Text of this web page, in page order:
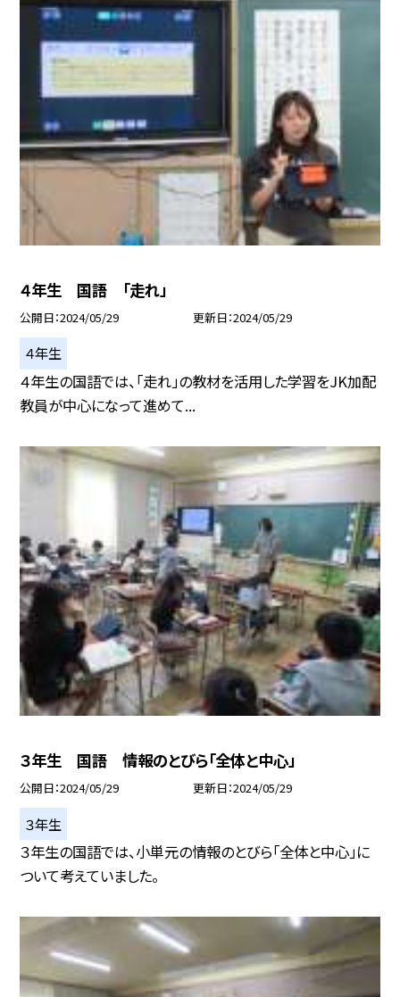
４年生 国語 「走れ」
公開日 2024/05/29 更新日 2024/05/29
４年生
４年生の国語では、「走れ」の教材を活用した学習をJK加配
教員が中心になって進めて...
３年生 国語 情報のとびら「全体と中心」
公開日 2024/05/29 更新日 2024/05/29
３年生
３年生の国語では、小単元の情報のとびら「全体と中心」に
ついて考えていました。